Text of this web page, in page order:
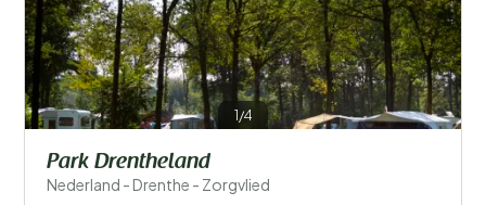
1/4
Park Drentheland
Nederland - Drenthe - Zorgvlied